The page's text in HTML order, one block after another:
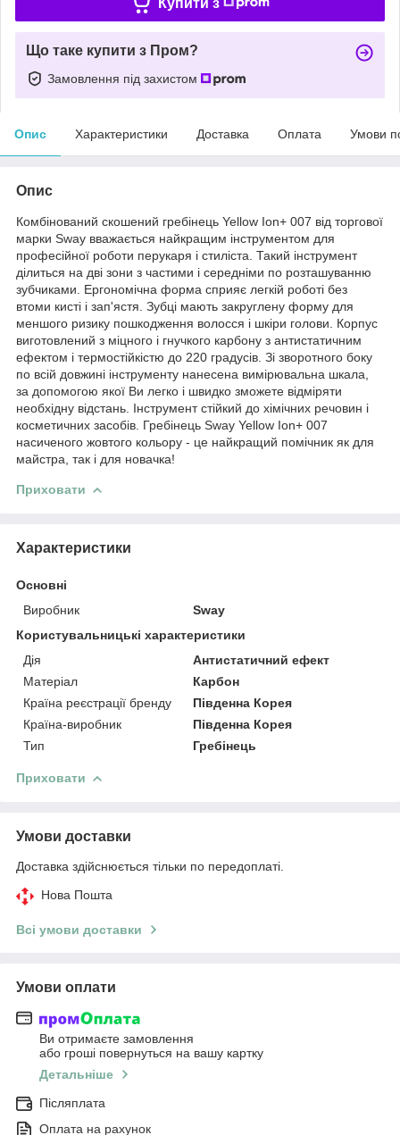
Що таке купити з Пром?
Замовлення під захистом
Опис Характеристики Доставка Оплата Умови
Опис
Комбінований скошений гребінець Yellow Ion+ 007 від торгової
марки Sway вважається найкращим інструментом для
професійної роботи перукаря і стиліста. Такий інструмент
ділиться на дві зони з частими і середніми по розташуванню
зубчиками. Ергономічна форма сприяє легкій роботі без
втоми кисті і зап'ястя. Зубці мають закруглену форму для
меншого ризику пошкодження волосся і шкіри голови. Корпус
виготовлений з міцного і гнучкого карбону з антистатичним
ефектом і термостійкістю до 220 градусів. Зі зворотного боку
по всій довжині інструменту нанесена вимірювальна шкала,
за допомогою якої Ви легко і швидко зможете відміряти
необхідну відстань. Інструмент стійкий до хімічних речовин і
косметичних засобів. Гребінець Sway Yellow Ion+ 007
насиченого жовтого кольору - це найкращий помічник як для
майстра, так і для новачка!
Приховати
Характеристики
Основні
Виробник
Sway
Користувальницькі характеристики
Дія
Антистатичний ефект
Матеріал
Карбон
Країна реєстрації бренду
Південна Корея
Країна-виробник
Південна Корея
Тип
Гребінець
Приховати
Умови доставки
Доставка здійснюється тільки по передоплаті.
Нова Пошта
Всі умови доставки
Умови оплати
Ви отримаєте замовлення
або гроші повернуться на вашу картку
Детальніше
Післяплата
Оплата на рахунок